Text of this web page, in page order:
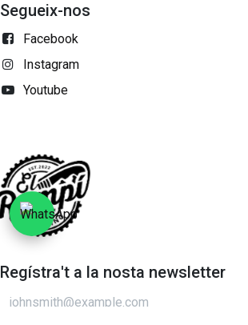
Segueix-nos
Facebook
Instagram
Youtube
Regístra't a la nosta newsletter